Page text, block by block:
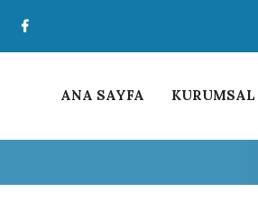
ANA SAYFA KURUMSAL